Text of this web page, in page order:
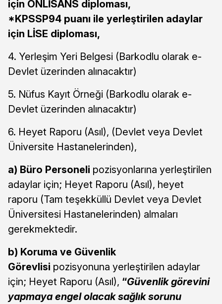
için ÖNLİSANS diploması,
*KPSSP94 puanı ile yerleştirilen adaylar
için LİSE diploması,
4. Yerleşim Yeri Belgesi (Barkodlu olarak e-
Devlet üzerinden alınacaktır)
5. Nüfus Kayıt Örneği (Barkodlu olarak e-
Devlet üzerinden alınacaktır)
6. Heyet Raporu (Asıl), (Devlet veya Devlet
Üniversite Hastanelerinden),
a) Büro Personeli pozisyonlarına yerleştirilen
adaylar için; Heyet Raporu (Asıl), heyet
raporu (Tam teşekküllü Devlet veya Devlet
Üniversitesi Hastanelerinden) almaları
gerekmektedir.
b) Koruma ve Güvenlik
Görevlisi pozisyonuna yerleştirilen adaylar
için; Heyet Raporu (Asıl), “Güvenlik görevini
yapmaya engel olacak sağlık sorunu